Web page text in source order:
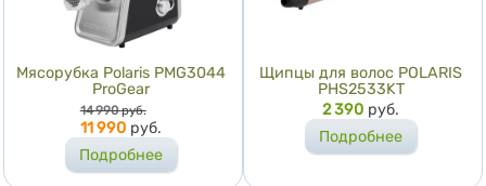
Мясорубка Polaris PMG3044
ProGear
Цена
14 990 руб.
11 990 руб.
Подробнее
Щипцы для волос POLARIS
PHS2533KT
Цена
2 390 руб.
Подробнее